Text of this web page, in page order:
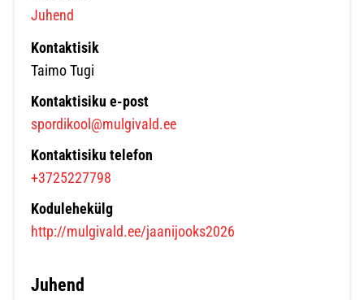
Juhend
Kontaktisik
Taimo Tugi
Kontaktisiku e-post
spordikool@mulgivald.ee
Kontaktisiku telefon
+3725227798
Kodulehekülg
http://mulgivald.ee/jaanijooks2026
Juhend